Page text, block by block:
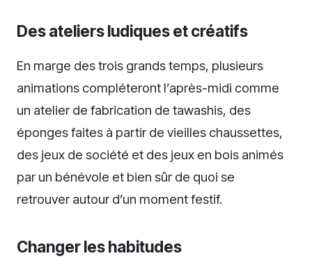
Des ateliers ludiques et créatifs
En marge des trois grands temps, plusieurs
animations compléteront l’après-midi comme
un atelier de fabrication de tawashis, des
éponges faites à partir de vieilles chaussettes,
des jeux de société et des jeux en bois animés
par un bénévole et bien sûr de quoi se
retrouver autour d’un moment festif.
Changer les habitudes